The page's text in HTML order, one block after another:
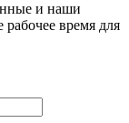
и наши
время для